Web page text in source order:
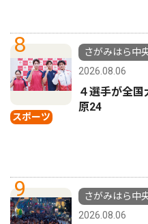
8
スポーツ
さがみはら中
2026.08.06
４選手が全
原24
9
さがみはら中
2026.08.06